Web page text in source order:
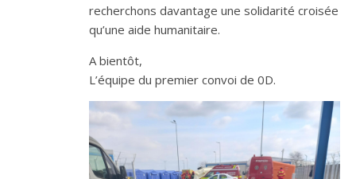
recherchons davantage une solidarité croisée
qu’une aide humanitaire.
A bientôt,
L’équipe du premier convoi de 0D.